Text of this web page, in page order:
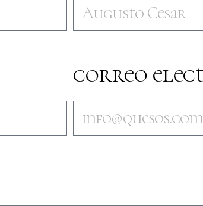
correo